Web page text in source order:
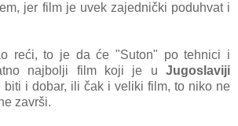
jer film je uvek zаjednički poduhvаt i
reći, to je dа će "Suton" po tehnici i
nаjbolji film koji je u Jugoslаviji
i dobаr, ili čаk i veliki film, to niko ne
zаvrši.